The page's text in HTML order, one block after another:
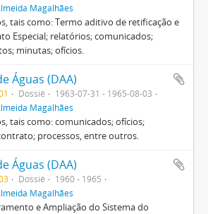
Magalhães
tais como: Termo aditivo de retificação e
Especial; relatórios; comunicados;
minutas; ofícios.
Águas (DAA)
Dossiê
1963-07-31 - 1965-08-03
Magalhães
tais como: comunicados; ofícios;
processos, entre outros.
Águas (DAA)
Dossiê
1960 - 1965
Magalhães
e Ampliação do Sistema do